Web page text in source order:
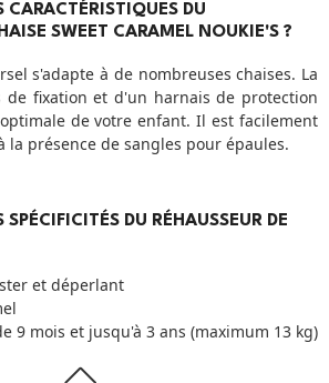
CARACTÉRISTIQUES DU
SWEET CARAMEL NOUKIE'S ?
s'adapte à de nombreuses chaises. La
de fixation et d'un harnais de protection
de votre enfant. Il est facilement
la présence de sangles pour épaules.
SPÉCIFICITÉS DU RÉHAUSSEUR DE
et déperlant
9 mois et jusqu'à 3 ans (maximum 13 kg)